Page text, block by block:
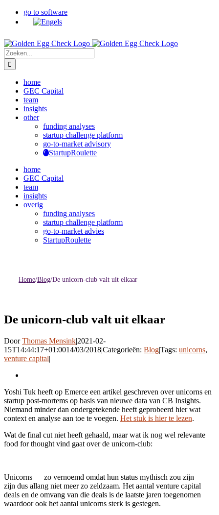
naar
go to software
Zoeken
naar:
home
GEC Capital
team
insights
other
funding analyses
startup challenge platform
go-to-market advisory
StartupRoulette
home
GEC Capital
team
insights
overig
funding analyses
startup challenge platform
go-to-market advies
StartupRoulette
Home/Blog/De unicorn-club valt uit elkaar
De unicorn-club valt uit elkaar
DoorThomas Mensink|2021-02-
15T14:44:17+01:0014/03/2018|Categorieën: Blog|Tags: unicorns,
venture capital|
afbeelding
Yoshi Tuk heeft op Emerce een artikel geschreven over unicorns en
startup post-mortems op basis van nieuwe data van CB Insights.
Niemand minder dan ondergetekende heeft geprobeerd hier wat
context en analyse aan toe te voegen. Het stuk is hier te lezen.
Wat de final cut niet heeft gehaald, maar wat ik nog wel relevante
food for thought vind gaat over de unicorn-club:
Unicorns — zo vernoemd omdat hun status mythisch zou zijn —
zijn dus allang niet meer zo zeldzaam. Het aantal venture capital
deals en de omvang van die deals is de laatste jaren toegenomen
waardoor ook het aantal unicorns sterk is gestegen.